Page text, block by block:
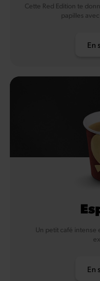
Cette Red Edition te
papilles
En
Un petit café intense
En